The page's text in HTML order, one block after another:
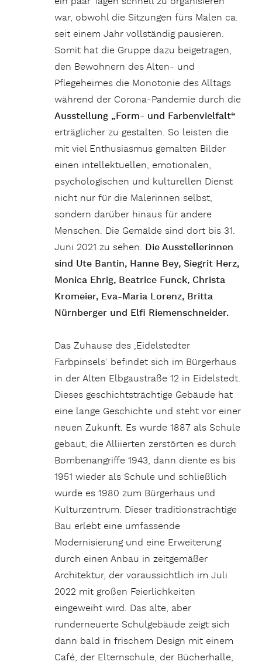
war, obwohl die Sitzungen fürs Malen ca.
seit einem Jahr vollständig pausieren.
Somit hat die Gruppe dazu beigetragen,
den Bewohnern des Alten- und
Pflegeheimes die Monotonie des Alltags
während der Corona-Pandemie durch die
Ausstellung „Form- und Farbenvielfalt“
erträglicher zu gestalten. So leisten die
mit viel Enthusiasmus gemalten Bilder
einen intellektuellen, emotionalen,
psychologischen und kulturellen Dienst
nicht nur für die Malerinnen selbst,
sondern darüber hinaus für andere
Menschen. Die Gemälde sind dort bis 31.
Juni 2021 zu sehen. Die Ausstellerinnen
sind Ute Bantin, Hanne Bey, Siegrit Herz,
Monica Ehrig, Beatrice Funck, Christa
Kromeier, Eva-Maria Lorenz, Britta
Nürnberger und Elfi Riemenschneider.
Das Zuhause des ‚Eidelstedter
Farbpinsels‘ befindet sich im Bürgerhaus
in der Alten Elbgaustraße 12 in Eidelstedt.
Dieses geschichtsträchtige Gebäude hat
eine lange Geschichte und steht vor einer
neuen Zukunft. Es wurde 1887 als Schule
gebaut, die Alliierten zerstörten es durch
Bombenangriffe 1943, dann diente es bis
1951 wieder als Schule und schließlich
wurde es 1980 zum Bürgerhaus und
Kulturzentrum. Dieser traditionsträchtige
Bau erlebt eine umfassende
Modernisierung und eine Erweiterung
durch einen Anbau in zeitgemäßer
Architektur, der voraussichtlich im Juli
2022 mit großen Feierlichkeiten
eingeweiht wird. Das alte, aber
runderneuerte Schulgebäude zeigt sich
dann bald in frischem Design mit einem
Café, der Elternschule, der Bücherhalle,